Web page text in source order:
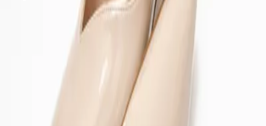
Fırsat Kombini Componenti Buraya Gelecek
ÜRÜN HAKKINDA
TAKSIT SEÇENEKLERI